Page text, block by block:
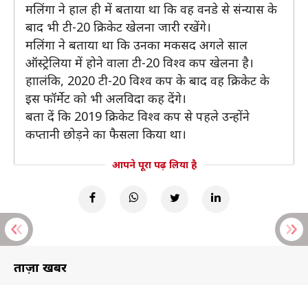
मलिंगा ने हाल ही में बताया था कि वह वनडे से संन्यास के
बाद भी टी-20 क्रिकेट खेलना जारी रखेंगे।
मलिंगा ने बताया था कि उनका मकसद अगले साल
ऑस्ट्रेलिया में होने वाला टी-20 विश्व कप खेलना है।
हाालंकि, 2020 टी-20 विश्व कप के बाद वह क्रिकेट के
इस फॉर्मेट को भी अलविदा कह देंगे।
बता दें कि 2019 क्रिकेट विश्व कप से पहले उन्होंने
कप्तानी छोड़ने का फैसला किया था।
आपने पूरा पढ़ लिया है
ताज़ा खबरें